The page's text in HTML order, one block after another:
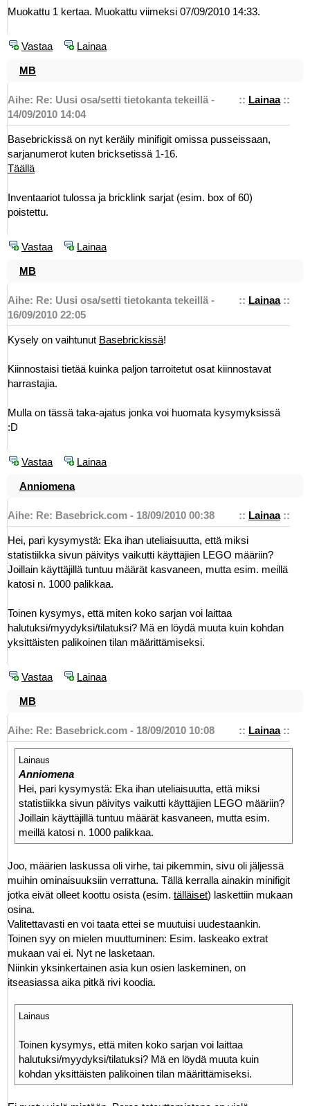
Muokattu 1 kertaa. Muokattu viimeksi 07/09/2010 14:33.
Vastaa Lainaa
MB
:: Lainaa::
Aihe: Re: Uusi osa/setti tietokanta tekeillä -
14/09/2010 14:04
Basebrickissä on nyt keräily minifigit omissa pusseissaan,
sarjanumerot kuten bricksetissä 1-16.
Täällä
Inventaariot tulossa ja bricklink sarjat (esim. box of 60)
poistettu.
Vastaa Lainaa
MB
:: Lainaa::
Aihe: Re: Uusi osa/setti tietokanta tekeillä -
16/09/2010 22:05
Kysely on vaihtunut Basebrickissä!
Kiinnostaisi tietää kuinka paljon tarroitetut osat kiinnostavat
harrastajia.
Mulla on tässä taka-ajatus jonka voi huomata kysymyksissä
:D
Vastaa Lainaa
Anniomena
:: Lainaa::
Aihe: Re: Basebrick.com - 18/09/2010 00:38
Hei, pari kysymystä: Eka ihan uteliaisuutta, että miksi
statistiikka sivun päivitys vaikutti käyttäjien LEGO määriin?
Joillain käyttäjillä tuntuu määrät kasvaneen, mutta esim. meillä
katosi n. 1000 palikkaa.
Toinen kysymys, että miten koko sarjan voi laittaa
halutuksi/myydyksi/tilatuksi? Mä en löydä muuta kuin kohdan
yksittäisten palikoinen tilan määrittämiseksi.
Vastaa Lainaa
MB
:: Lainaa::
Aihe: Re: Basebrick.com - 18/09/2010 10:08
Lainaus
Anniomena
Hei, pari kysymystä: Eka ihan uteliaisuutta, että miksi
statistiikka sivun päivitys vaikutti käyttäjien LEGO määriin?
Joillain käyttäjillä tuntuu määrät kasvaneen, mutta esim.
meillä katosi n. 1000 palikkaa.
Joo, määrien laskussa oli virhe, tai pikemmin, sivu oli jäljessä
muihin ominaisuuksiin verrattuna. Tällä kerralla ainakin minifigit
jotka eivät olleet koottu osista (esim. tälläiset) laskettiin mukaan
osina.
Valitettavasti en voi taata ettei se muutuisi uudestaankin.
Toinen syy on mielen muuttuminen: Esim. laskeako extrat
mukaan vai ei. Nyt ne lasketaan.
Niinkin yksinkertainen asia kun osien laskeminen, on
itseasiassa aika pitkä rivi koodia.
Lainaus
Toinen kysymys, että miten koko sarjan voi laittaa
halutuksi/myydyksi/tilatuksi? Mä en löydä muuta kuin
kohdan yksittäisten palikoinen tilan määrittämiseksi.